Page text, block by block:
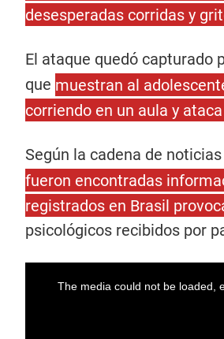
desesperadas corridas y
El ataque quedó capturado
que muestran al
corriendo en un aula y
Según la cadena de noticias
fueron encontradas
registrados en Brasil
psicológicos recibidos por